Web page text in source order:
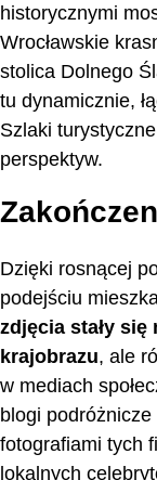
historycznymi
Wrocławskie
stolica Dolnego
tu dynamicznie,
Szlaki
perspektyw.
Dzięki rosnącej
podejściu
zdjęcia stały
krajobrazu, ale
w mediach
blogi
fotografiami tych
lokalnych